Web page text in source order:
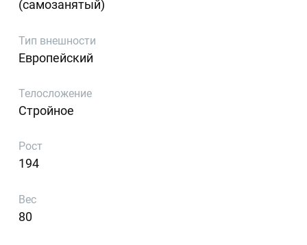
(самозанятый)
Тип внешности
Европейский
Телосложение
Стройное
Рост
194
Вес
80